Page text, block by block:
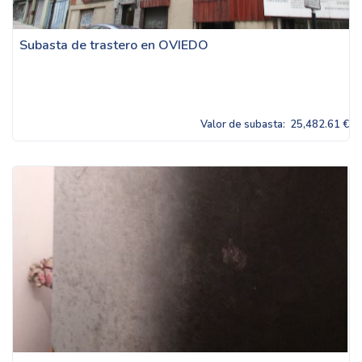
Subasta de trastero en OVIEDO
Valor de subasta: 25,482.61 €